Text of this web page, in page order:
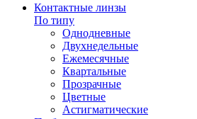
Контактные линзы
По типу
Однодневные
Двухнедельные
Ежемесячные
Квартальные
Прозрачные
Цветные
Астигматические